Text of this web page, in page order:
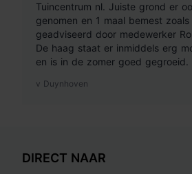
Tuincentrum nl. Juiste grond er
genomen en 1 maal bemest zoals
geadviseerd door medewerker
De haag staat er inmiddels erg
en is in de zomer goed gegroeid.
v Duynhoven
DIRECT NAAR